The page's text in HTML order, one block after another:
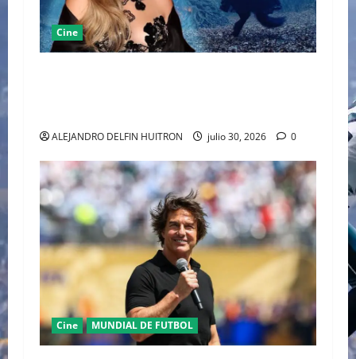
Cine
ALEJANDRO DELFIN HUITRON julio 30, 2026 0
Cine MUNDIAL DE FUTBOL